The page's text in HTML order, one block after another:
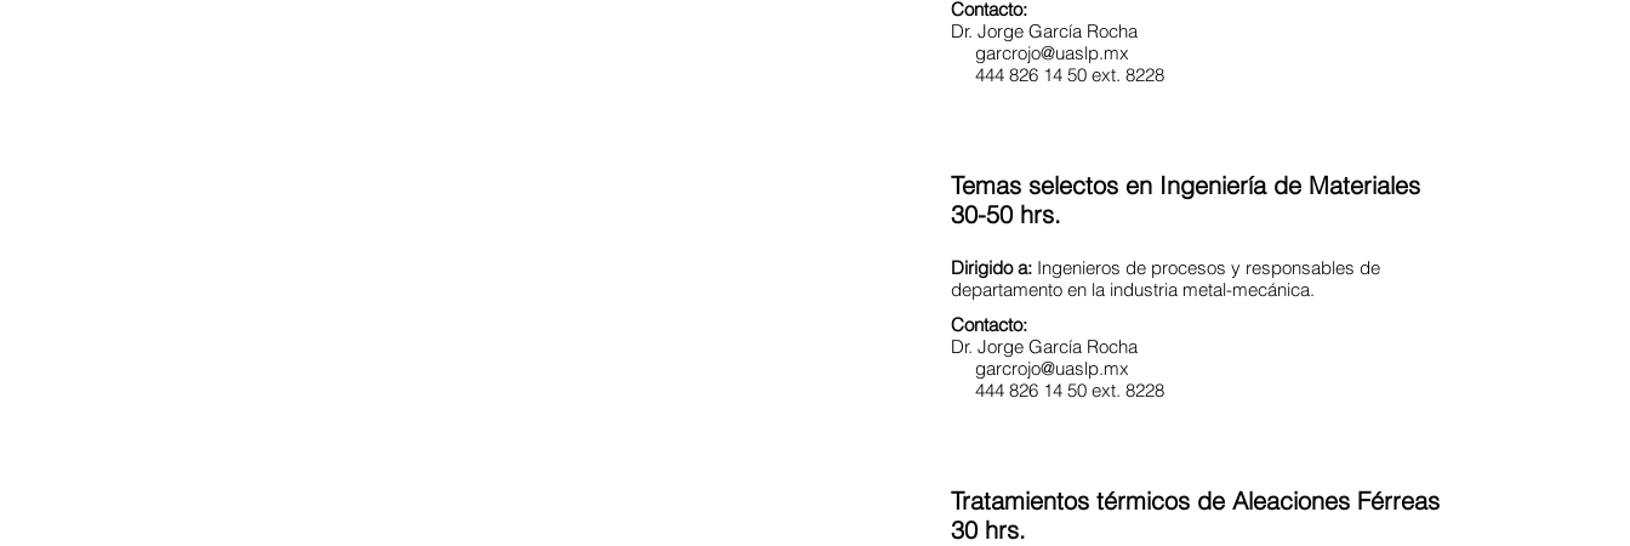
Contacto:
Dr. Jorge García Rocha
garcrojo@uaslp.mx
444 826 14 50 ext. 8228
Temas selectos en Ingeniería de Materiales
30-50 hrs.
Dirigido a: Ingenieros de procesos y responsables de
departamento en la industria metal-mecánica.
Contacto:
Dr. Jorge García Rocha
garcrojo@uaslp.mx
444 826 14 50 ext. 8228
Tratamientos térmicos de Aleaciones Férreas
30 hrs.